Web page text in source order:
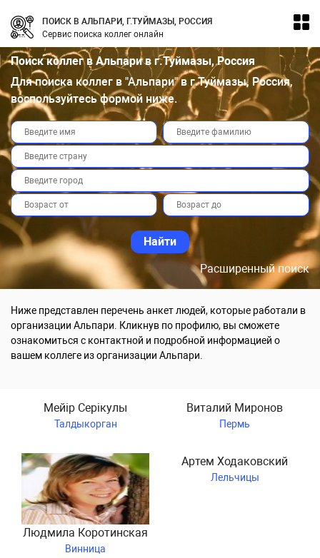
ПОИСК В АЛЬПАРИ, Г.ТУЙМАЗЫ, РОССИЯ
Сервис поиска коллег онлайн
Поиск коллег в Альпари в г.Туймазы, Россия
Для поиска коллег в "Альпари" в г.Туймазы, Россия,
воспользуйтесь формой ниже.
Расширенный поиск
Ниже представлен перечень анкет людей, которые работали в
организации Альпари. Кликнув по профилю, вы сможете
ознакомиться с контактной и подробной информацией о
вашем коллеге из организации Альпари.
Мейір Серікулы
Талдыкорган
Виталий Миронов
Пермь
Людмила Коротинская
Винница
Артем Ходаковский
Лельчицы